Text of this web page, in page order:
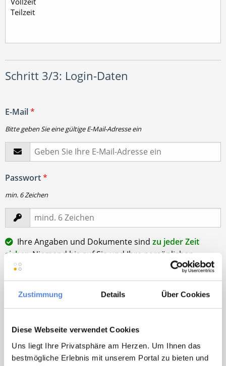
Zustimmung Details Über Cookies
Diese Webseite verwendet Cookies
Uns liegt Ihre Privatsphäre am Herzen. Um Ihnen das
bestmögliche Erlebnis mit unserem Portal zu bieten und
Schritt 3/3: Login-Daten
E-Mail*
Bitte geben Sie eine gültige E-Mail-Adresse ein
Passwort*
min. 6 Zeichen
Ihre Angaben und Dokumente sind zu jeder Zeit
sicher . Niemand bis auf Sie und Ihre persönlichen
Betreuer haben Zugriff auf Ihre Daten.
Erst nach Ihrer Freigabezu einem konkreten
Stellenangebot leiten wir Ihre Daten an die von Ihnen
Mit Klick auf
„Stellenanfrage absenden“
sowie den Datenschutzbestimmungen der Deutscher
Hausarzt Service, Talentzeit GmbH, 33611 Bielefeld. zu.